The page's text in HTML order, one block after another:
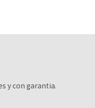
y con garantia.